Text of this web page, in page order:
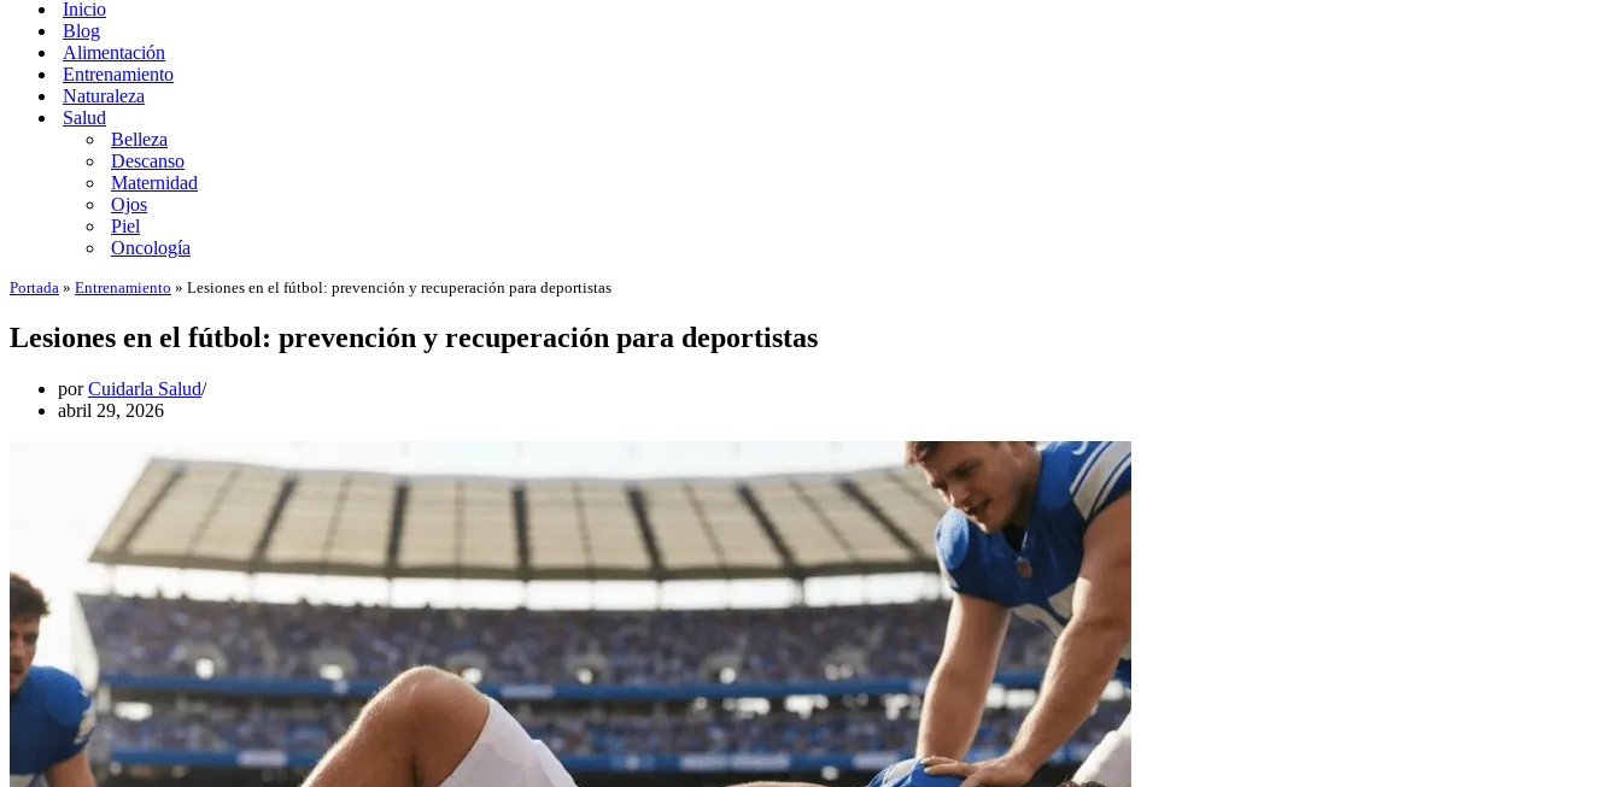
Inicio
Blog
Alimentación
Entrenamiento
Naturaleza
Salud
Belleza
Descanso
Maternidad
Ojos
Piel
Oncología
Portada » Entrenamiento » Lesiones en el fútbol: prevención y recuperación para deportistas
Lesiones en el fútbol: prevención y recuperación para deportistas
porCuidarla Salud
abril 29, 2026